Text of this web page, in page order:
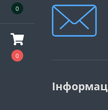
0
0